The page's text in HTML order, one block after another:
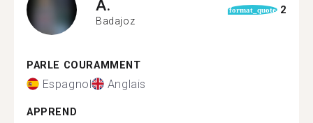
A.
Badajoz
format_quote 2
PARLE COURAMMENT
Espagnol Anglais
APPREND